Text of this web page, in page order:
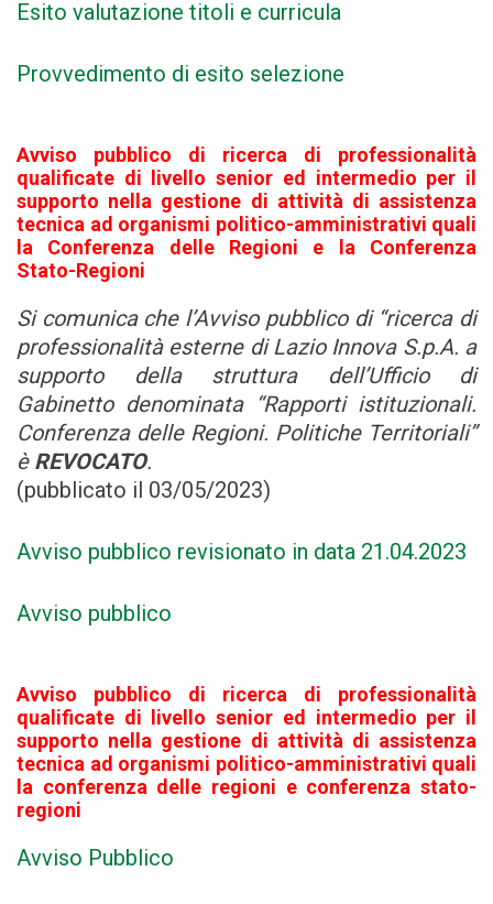
Esito valutazione titoli e curricula
Provvedimento di esito selezione
Avviso pubblico di ricerca di professionalità
qualificate di livello senior ed intermedio per il
supporto nella gestione di attività di assistenza
tecnica ad organismi politico-amministrativi quali
la Conferenza delle Regioni e la Conferenza
Stato-Regioni
Si comunica che l’Avviso pubblico di “ricerca di
professionalità esterne di Lazio Innova S.p.A. a
supporto della struttura dell’Ufficio di
Gabinetto denominata “Rapporti istituzionali.
Conferenza delle Regioni. Politiche Territoriali”
è REVOCATO.
(pubblicato il 03/05/2023)
Avviso pubblico revisionato in data 21.04.2023
Avviso pubblico
Avviso pubblico di ricerca di professionalità
qualificate di livello senior ed intermedio per il
supporto nella gestione di attività di assistenza
tecnica ad organismi politico-amministrativi quali
la conferenza delle regioni e conferenza stato-
regioni
Avviso Pubblico